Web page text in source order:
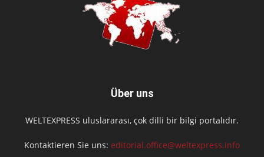
Über uns
WELTEXPRESS uluslararası, çok dilli bir bilgi portalıdır.
Kontaktieren Sie uns: editorial.office@weltexpress.info